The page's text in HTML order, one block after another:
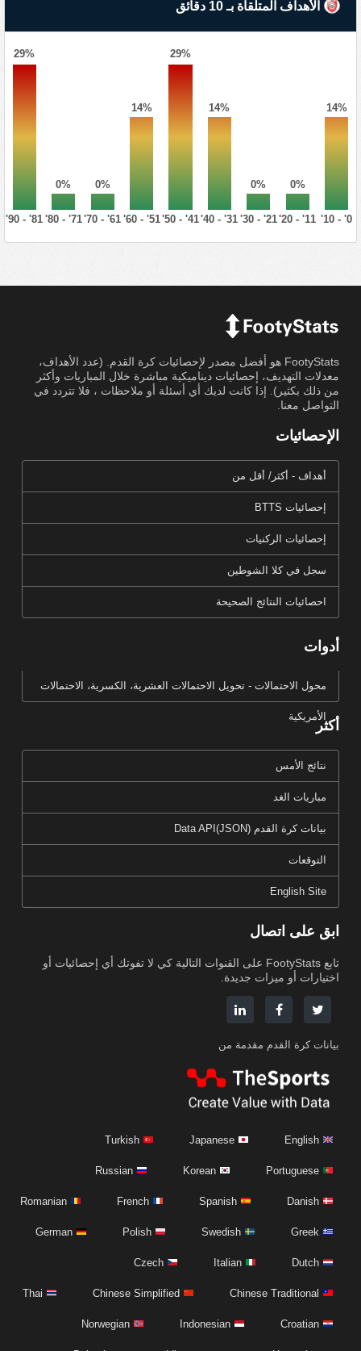
الأهداف المتلقاة بـ 10 دقائق
29%
0% 0%
14%
29%
14%
0% 0%
14%
81' - 90' 71' - 80' 61' - 70' 51' - 60' 41' - 50' 31' - 40' 21' - 30' 11' - 20' 0' - 10'
FootyStats هو أفضل مصدر لإحصائيات كرة القدم. (عدد الأهداف،
معدلات التهديف، إحصائيات ديناميكية مباشرة خلال المباريات وأكثر
من ذلك بكثير). إذا كانت لديك أي أسئلة أو ملاحظات ، فلا تتردد في
التواصل معنا.
الإحصائيات
أهداف - أكثر/ أقل من
إحصائيات BTTS
إحصائيات الركنيات
سجل في كلا الشوطين
احصائيات النتائج الصحيحة
أدوات
محول الاحتمالات - تحويل الاحتمالات العشرية، الكسرية، الاحتمالات
الأمريكية
أكثر
نتائج الأمس
مباريات الغد
بيانات كرة القدم Data API(JSON)
التوقعات
English Site
ابق على اتصال
تابع FootyStats على القنوات التالية كي لا تفوتك أي إحصائيات أو
اختيارات أو ميزات جديدة.
بيانات كرة القدم مقدمة من
English
Japanese
Turkish
Portuguese
Korean
Russian
Danish
Spanish
French
Romanian
Greek
Swedish
Polish
German
Dutch
Italian
Czech
Chinese Traditional
Chinese Simplified
Thai
Croatian
Indonesian
Norwegian